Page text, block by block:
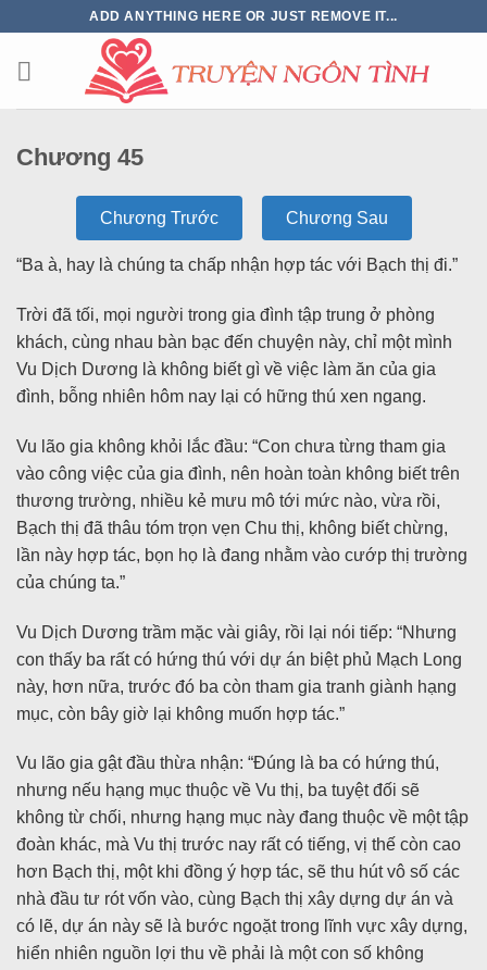
ADD ANYTHING HERE OR JUST REMOVE IT...
Chương 45
Chương Trước Chương Sau
“Ba à, hay là chúng ta chấp nhận hợp tác với Bạch thị đi.”
Trời đã tối, mọi người trong gia đình tập trung ở phòng
khách, cùng nhau bàn bạc đến chuyện này, chỉ một mình
Vu Dịch Dương là không biết gì về việc làm ăn của gia
đình, bỗng nhiên hôm nay lại có hững thú xen ngang.
Vu lão gia không khỏi lắc đầu: “Con chưa từng tham gia
vào công việc của gia đình, nên hoàn toàn không biết trên
thương trường, nhiều kẻ mưu mô tới mức nào, vừa rồi,
Bạch thị đã thâu tóm trọn vẹn Chu thị, không biết chừng,
lần này hợp tác, bọn họ là đang nhằm vào cướp thị trường
của chúng ta.”
Vu Dịch Dương trầm mặc vài giây, rồi lại nói tiếp: “Nhưng
con thấy ba rất có hứng thú với dự án biệt phủ Mạch Long
này, hơn nữa, trước đó ba còn tham gia tranh giành hạng
mục, còn bây giờ lại không muốn hợp tác.”
Vu lão gia gật đầu thừa nhận: “Đúng là ba có hứng thú,
nhưng nếu hạng mục thuộc về Vu thị, ba tuyệt đối sẽ
không từ chối, nhưng hạng mục này đang thuộc về một tập
đoàn khác, mà Vu thị trước nay rất có tiếng, vị thế còn cao
hơn Bạch thị, một khi đồng ý hợp tác, sẽ thu hút vô số các
nhà đầu tư rót vốn vào, cùng Bạch thị xây dựng dự án và
có lẽ, dự án này sẽ là bước ngoặt trong lĩnh vực xây dựng,
hiển nhiên nguồn lợi thu về phải là một con số không